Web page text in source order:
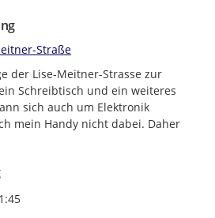
Straße
der Lise-Meitner-Strasse zur
Schreibtisch und ein weiteres
sich auch um Elektronik
mein Handy nicht dabei. Daher